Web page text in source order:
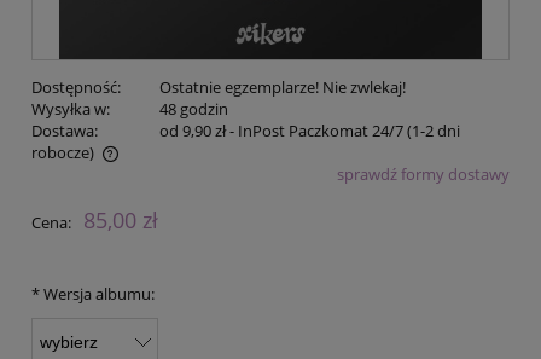
Dostępność:
Ostatnie egzemplarze! Nie zwlekaj!
Wysyłka w:
48 godzin
Dostawa:
od 9,90 zł- InPost Paczkomat 24/7 (1-2 dni
robocze)
Cena nie zawiera ewentualnych kosztów płatnościsprawdź formy dostawy
Cena: 85,00 zł
*Wersja albumu: